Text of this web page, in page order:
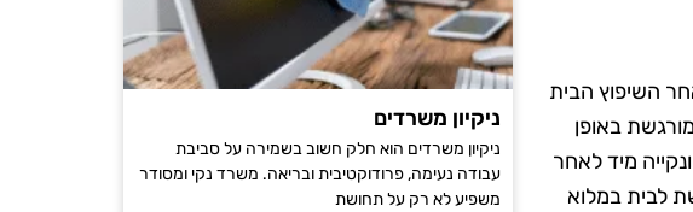
השיפוץ הבית
באופן
מיד לאחר
לבית במלוא
ניקיון משרדים
ניקיון משרדים הוא חלק חשוב בשמירה על סביבת
עבודה נעימה, פרודוקטיבית ובריאה. משרד נקי ומסודר
משפיע לא רק על תחושת